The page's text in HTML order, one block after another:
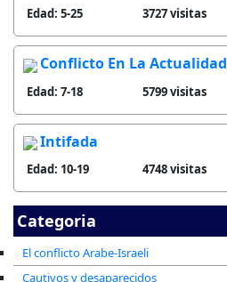
Categoria
El conflicto Arabe-Israeli
Cautivos y desaparecidos
Edad: 5-25 3727 visitas
Conflicto En La Actualidad
Edad: 7-18 5799 visitas
Intifada
Edad: 10-19 4748 visitas